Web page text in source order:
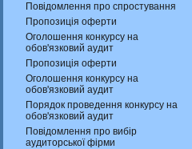
Повідомлення про спростування
Пропозиція оферти
Оголошення конкурсу на
обов'язковий аудит
Пропозиція оферти
Оголошення конкурсу на
обов'язковий аудит
Порядок проведення конкурсу на
обов'язковий аудит
Повідомлення про вибір
аудиторської фірми